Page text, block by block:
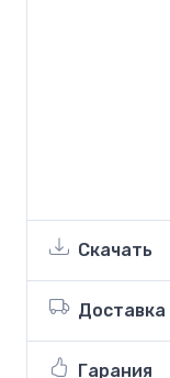
Скачать
Доставка
Гарания